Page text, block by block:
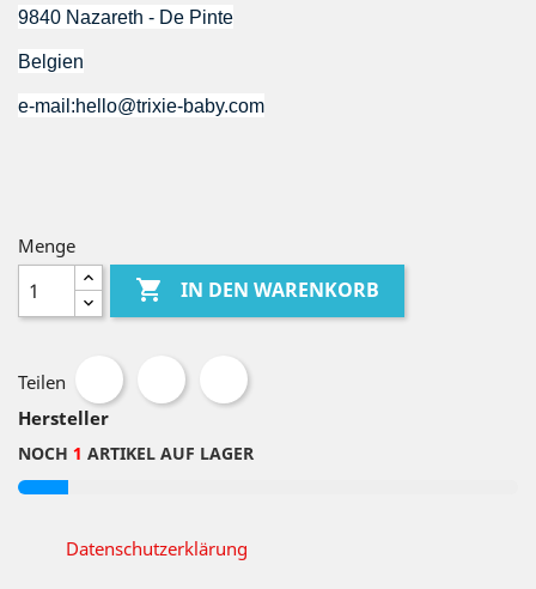
9840 Nazareth - De Pinte
Belgien
e-mail:hello@trixie-baby.com
Menge
 IN DEN WARENKORB
Teilen
Hersteller
NOCH 1 ARTIKEL AUF LAGER
Datenschutzerklärung